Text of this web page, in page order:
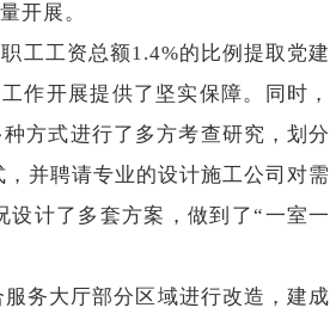
开展。
工资总额1.4%的比例提取党建
作开展提供了坚实保障。
同时，
方式进行了多方考查研究，划分
并聘请专业的设计施工公司对需
计了多套方案，做到了“一室一
务大厅部分区域进行改造，建成